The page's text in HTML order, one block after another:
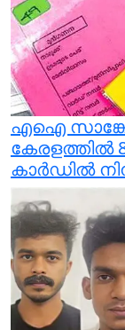
എഐ
കേരളത്തില്‍
കാര്‍ഡില്‍